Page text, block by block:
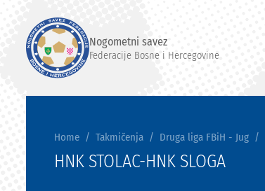
Nogometni savez
Federacije Bosne i Hercegovine
Home Takmičenja Druga liga FBiH - Jug
HNK STOLAC-HNK SLOGA